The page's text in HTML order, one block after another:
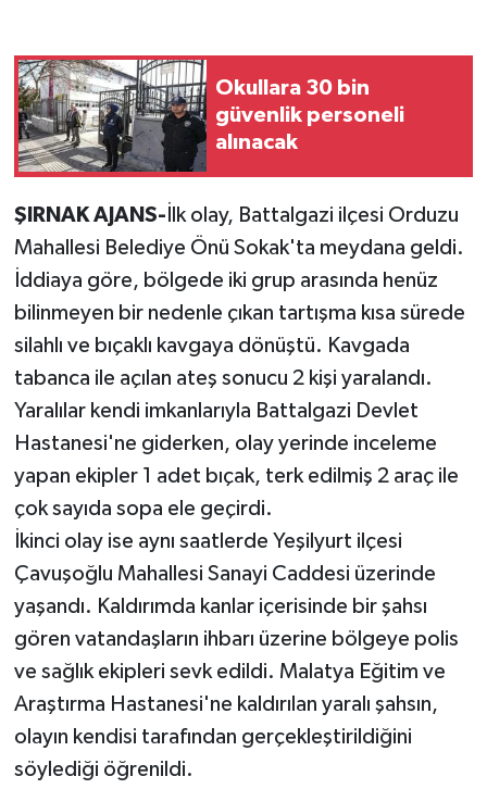
Okullara 30 bin
güvenlik personeli
alınacak
ŞIRNAK AJANS- İlk olay, Battalgazi ilçesi Orduzu
Mahallesi Belediye Önü Sokak'ta meydana geldi.
İddiaya göre, bölgede iki grup arasında henüz
bilinmeyen bir nedenle çıkan tartışma kısa sürede
silahlı ve bıçaklı kavgaya dönüştü. Kavgada
tabanca ile açılan ateş sonucu 2 kişi yaralandı.
Yaralılar kendi imkanlarıyla Battalgazi Devlet
Hastanesi'ne giderken, olay yerinde inceleme
yapan ekipler 1 adet bıçak, terk edilmiş 2 araç ile
çok sayıda sopa ele geçirdi.
İkinci olay ise aynı saatlerde Yeşilyurt ilçesi
Çavuşoğlu Mahallesi Sanayi Caddesi üzerinde
yaşandı. Kaldırımda kanlar içerisinde bir şahsı
gören vatandaşların ihbarı üzerine bölgeye polis
ve sağlık ekipleri sevk edildi. Malatya Eğitim ve
Araştırma Hastanesi'ne kaldırılan yaralı şahsın,
olayın kendisi tarafından gerçekleştirildiğini
söylediği öğrenildi.